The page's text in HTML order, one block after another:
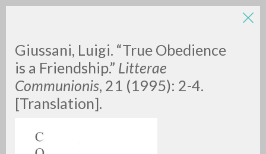
Giussani, Luigi. “True Obedience
is a Friendship.” Litterae
Communionis, 21 (1995): 2-4.
[Translation].
LUIGI
GIUSSANI